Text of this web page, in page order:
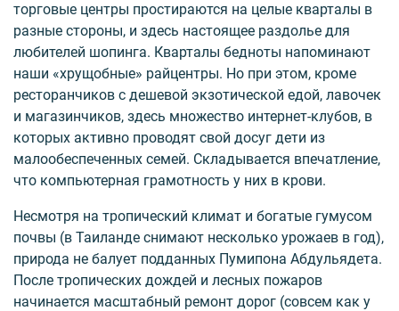
торговые центры простираются на целые кварталы в
разные стороны, и здесь настоящее раздолье для
любителей шопинга. Кварталы бедноты напоминают
наши «хрущобные» райцентры. Но при этом, кроме
ресторанчиков с дешевой экзотической едой, лавочек
и магазинчиков, здесь множество интернет-клубов, в
которых активно проводят свой досуг дети из
малообеспеченных семей. Складывается впечатление,
что компьютерная грамотность у них в крови.
Несмотря на тропический климат и богатые гумусом
почвы (в Таиланде снимают несколько урожаев в год),
природа не балует подданных Пумипона Абдульядета.
После тропических дождей и лесных пожаров
начинается масштабный ремонт дорог (совсем как у